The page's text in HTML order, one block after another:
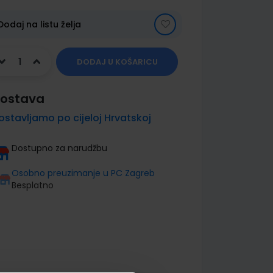
na listu želja
DODAJ U KOŠARICU
po cijeloj Hrvatskoj
Dostupno za narudžbu
Osobno preuzimanje u PC Zagreb
Besplatno